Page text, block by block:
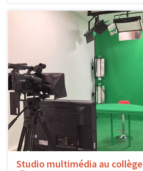
Studio multimédia au collège